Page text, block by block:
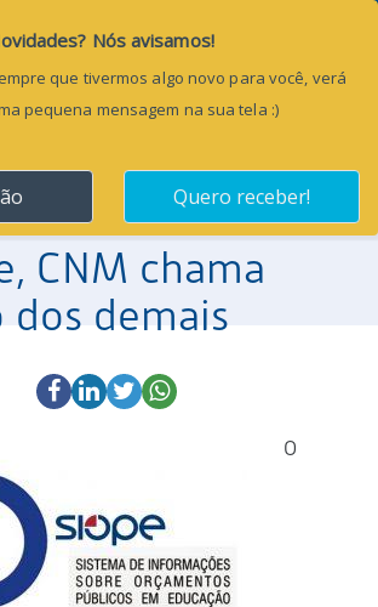
Municípios já
dados de 2015
CNM chama
dos demais
O